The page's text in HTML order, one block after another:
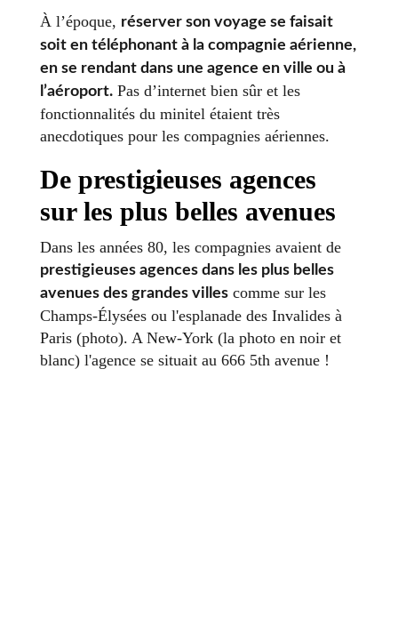
À l’époque, réserver son voyage se faisait
soit en téléphonant à la compagnie aérienne,
en se rendant dans une agence en ville ou à
l’aéroport.Pas d’internet bien sûr et les
fonctionnalités du minitel étaient très
anecdotiques pour les compagnies aériennes.
De prestigieuses agences
sur les plus belles avenues
Dans les années 80, les compagnies avaient de
prestigieuses agences dans les plus belles
avenues des grandes villescomme sur les
Champs-Élysées ou l'esplanade des Invalides à
Paris (photo). A New-York (la photo en noir et
blanc) l'agence se situait au 666 5th avenue !